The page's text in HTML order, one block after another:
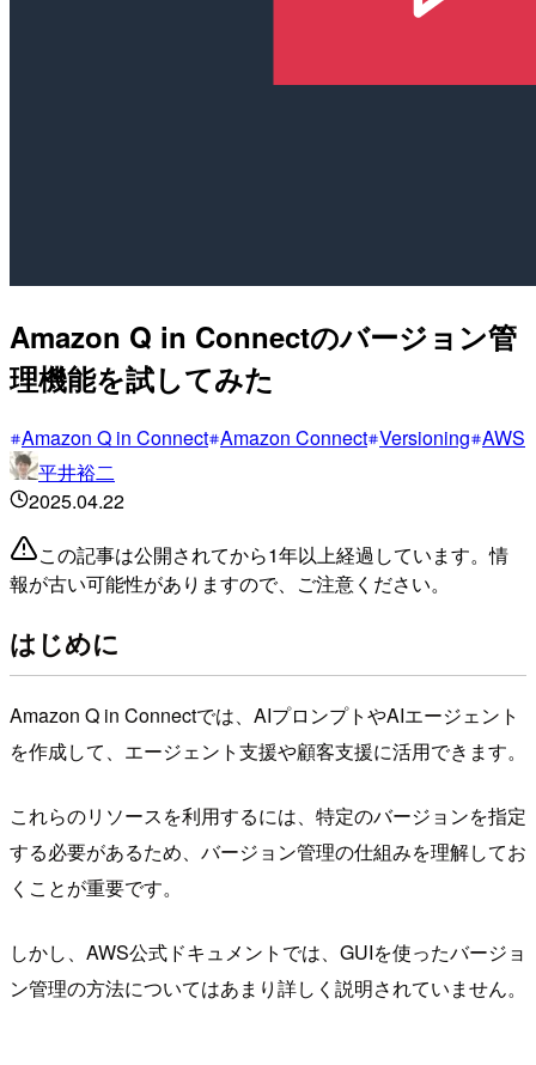
Amazon Q in Connectのバージョン管
理機能を試してみた
Amazon Q in Connect Amazon Connect Versioning AWS
平井裕二
2025.04.22
この記事は公開されてから1年以上経過しています。情
報が古い可能性がありますので、ご注意ください。
はじめに
Amazon Q in Connectでは、AIプロンプトやAIエージェント
を作成して、エージェント支援や顧客支援に活用できます。
これらのリソースを利用するには、特定のバージョンを指定
する必要があるため、バージョン管理の仕組みを理解してお
くことが重要です。
しかし、AWS公式ドキュメントでは、GUIを使ったバージョ
ン管理の方法についてはあまり詳しく説明されていません。